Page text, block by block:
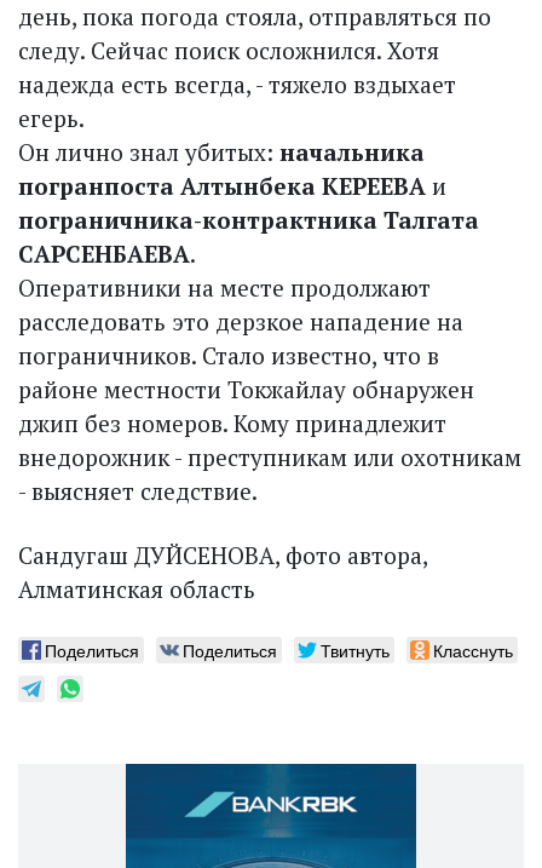
день, пока погода стояла, отправляться по
следу. Сейчас поиск осложнился. Хотя
надежда есть всегда, - тяжело вздыхает
егерь.
Он лично знал убитых: начальника
погранпоста Алтынбека КЕРЕЕВА и
пограничника-контрактника Талгата
САРСЕНБАЕВА.
Оперативники на месте продолжают
расследовать это дерзкое нападение на
пограничников. Стало известно, что в
районе местности Токжайлау обнаружен
джип без номеров. Кому принадлежит
внедорожник - преступникам или охотникам
- выясняет следствие.
Сандугаш ДУЙСЕНОВА, фото автора,
Алматинская область
Поделиться Поделиться Твитнуть Класснуть